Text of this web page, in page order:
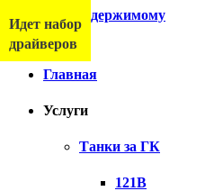
Перейти к содержимому
Меню
Главная
Услуги
Танки за ГК
121B
Идет набор
драйверов